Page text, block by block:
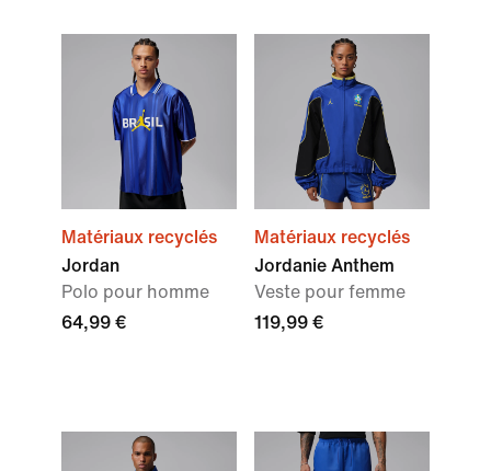
Matériaux recyclés
Jordan
Polo pour homme
64,99 €
Matériaux recyclés
Jordanie Anthem
Veste pour femme
119,99 €